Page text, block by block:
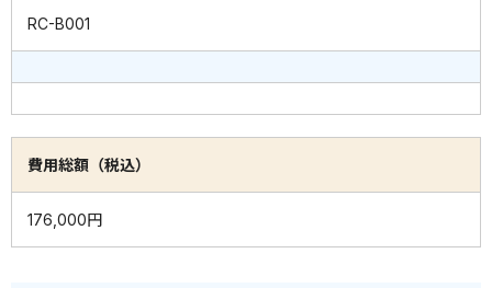
RC-B001
費用総額（税込）
176,000円